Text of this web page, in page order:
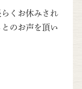
くお休みされ
のお声を頂い